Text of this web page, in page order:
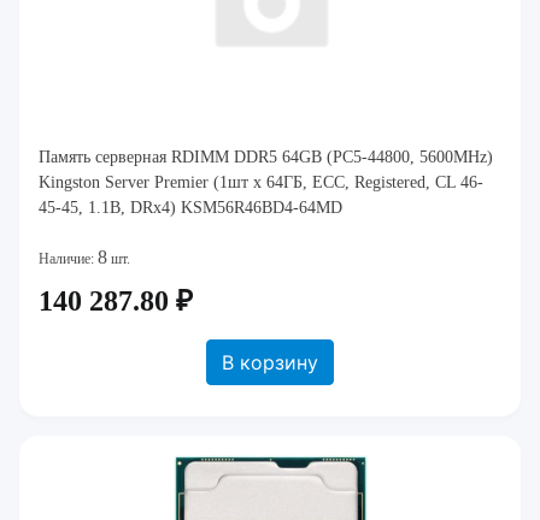
Память серверная RDIMM DDR5 64GB (PC5-44800, 5600MHz)
Kingston Server Premier (1шт x 64ГБ, ECC, Registered, CL 46-
45-45, 1.1В, DRx4) KSM56R46BD4-64MD
Наличие: 8 шт.
140 287.80 ₽
В корзину